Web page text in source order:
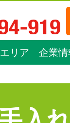
リア 企業情